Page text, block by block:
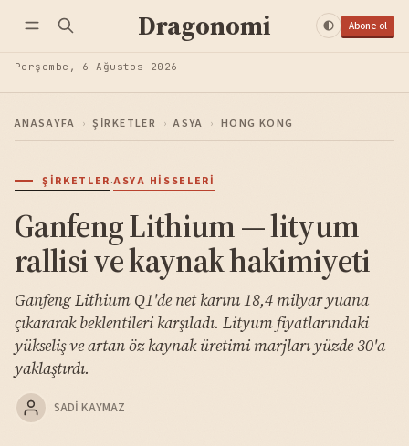
Dragonomi Abone ol
Perşembe, 6 Ağustos 2026
ANASAYFA › ŞIRKETLER › ASYA › HONG KONG
ŞIRKETLER·ASYA HISSELERI
Ganfeng Lithium — lityum
rallisi ve kaynak hakimiyeti
Ganfeng Lithium Q1'de net karını 18,4 milyar yuana
çıkararak beklentileri karşıladı. Lityum fiyatlarındaki
yükseliş ve artan öz kaynak üretimi marjları yüzde 30'a
yaklaştırdı.
SADI KAYMAZ